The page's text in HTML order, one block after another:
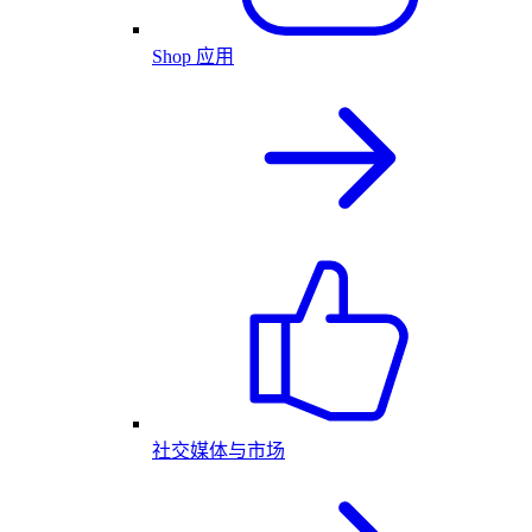
Shop 应用
社交媒体与市场